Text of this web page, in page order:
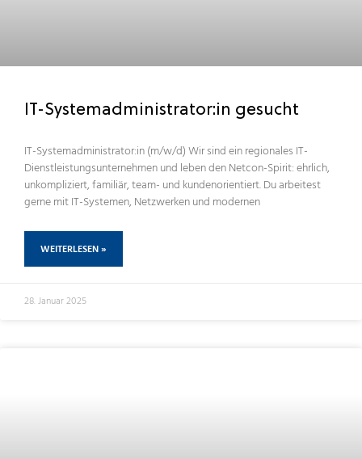
IT-Systemadministrator:in gesucht
IT-Systemadministrator:in (m/w/d) Wir sind ein regionales IT-
Dienstleistungsunternehmen und leben den Netcon-Spirit: ehrlich,
unkompliziert, familiär, team- und kundenorientiert. Du arbeitest
gerne mit IT-Systemen, Netzwerken und modernen
WEITERLESEN »
28. Januar 2025